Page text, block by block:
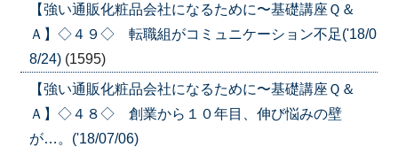
【強い通販化粧品会社になるために〜基礎講座Ｑ＆
Ａ】◇４９◇ 転職組がコミュニケーション不足('18/0
8/24) (1595)
【強い通販化粧品会社になるために〜基礎講座Ｑ＆
Ａ】◇４８◇ 創業から１０年目、伸び悩みの壁
が…。('18/07/06)